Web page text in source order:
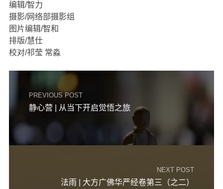
编辑/智力
摄影/网络部摄影组
图片编辑/智和
排版/慧仕
校对/祁莹 常淼
PREVIOUS POST
静心营 | 从当下开启觉悟之旅
NEXT POST
法雨 | 大方广佛华严经卷第三（之二）